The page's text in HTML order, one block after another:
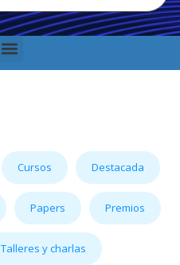
Cursos Destacada
Papers Premios
Talleres y charlas